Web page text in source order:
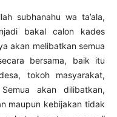
subhanahu wa ta’ala,
bakal calon kades
akan melibatkan semua
bersama, baik itu
tokoh masyarakat,
akan dilibatkan,
maupun kebijakan tidak